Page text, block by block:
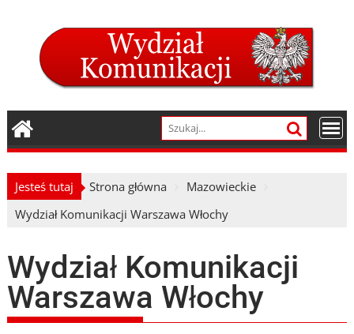
Jesteś tutaj Strona główna
Mazowieckie
Wydział Komunikacji Warszawa Włochy
Wydział Komunikacji
Warszawa Włochy